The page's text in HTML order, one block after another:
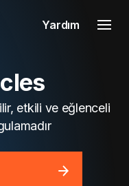
Yardım
etkili ve eğlenceli